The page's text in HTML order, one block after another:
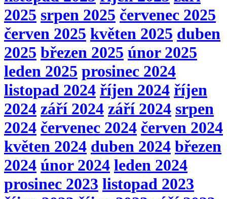
2025 srpen 2025 červenec 2025
červen 2025 květen 2025 duben
2025 březen 2025 únor 2025
leden 2025 prosinec 2024
listopad 2024 říjen 2024 říjen
2024 září 2024 září 2024 srpen
2024 červenec 2024 červen 2024
květen 2024 duben 2024 březen
2024 únor 2024 leden 2024
prosinec 2023 listopad 2023